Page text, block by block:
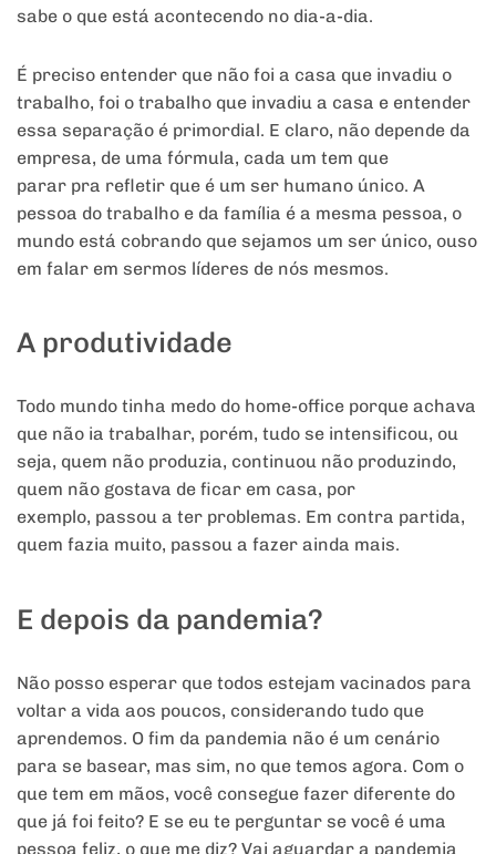
sabe o que está acontecendo no dia-a-dia.
É preciso entender que não foi a casa que invadiu o
trabalho, foi o trabalho que invadiu a casa e entender
essa separação é primordial. E claro, não depende da
empresa, de uma fórmula, cada um tem que
parar pra refletir que é um ser humano único. A
pessoa do trabalho e da família é a mesma pessoa, o
mundo está cobrando que sejamos um ser único, ouso
em falar em sermos líderes de nós mesmos.
A produtividade
Todo mundo tinha medo do home-office porque achava
que não ia trabalhar, porém, tudo se intensificou, ou
seja, quem não produzia, continuou não produzindo,
quem não gostava de ficar em casa, por
exemplo, passou a ter problemas. Em contra partida,
quem fazia muito, passou a fazer ainda mais.
E depois da pandemia?
Não posso esperar que todos estejam vacinados para
voltar a vida aos poucos, considerando tudo que
aprendemos. O fim da pandemia não é um cenário
para se basear, mas sim, no que temos agora. Com o
que tem em mãos, você consegue fazer diferente do
que já foi feito? E se eu te perguntar se você é uma
pessoa feliz, o que me diz? Vai aguardar a pandemia